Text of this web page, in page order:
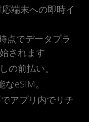
端末への即時イ
点でデータプラ
されます
の前払い。
eSIM。
アプリ内でリチ